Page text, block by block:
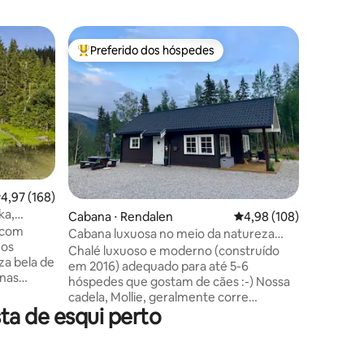
hóspedes
de uma avaliação média de 5, 168 avaliações
4,97 (168)
no
Entre os melhores preferidos dos hóspedes
Preferido dos hóspedes
Cabana ⋅ Rendalen 4,98 de uma avaliação
4,98 (108)
Cabana luxuosa no meio da natureza
bonita
Chalé luxuoso e moderno (construído
em 2016) adequado para até 5-6
hóspedes que gostam de cães :-) Nossa
cadela, Mollie, geralmente corre
livremente pela propriedade e gosta de
visitar nossos hóspedes. Ela adora
de esqui perto